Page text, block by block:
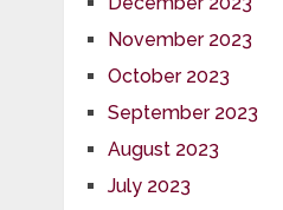
November 2023
October 2023
September 2023
August 2023
July 2023